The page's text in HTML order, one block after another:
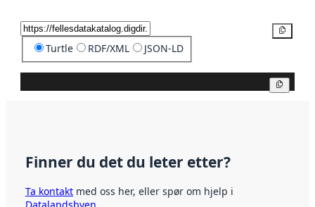
Turtle RDF/XML JSON-LD
Finner du det du leter etter?
Ta kontakt med oss her, eller spør om hjelp i
Datalandsbyen